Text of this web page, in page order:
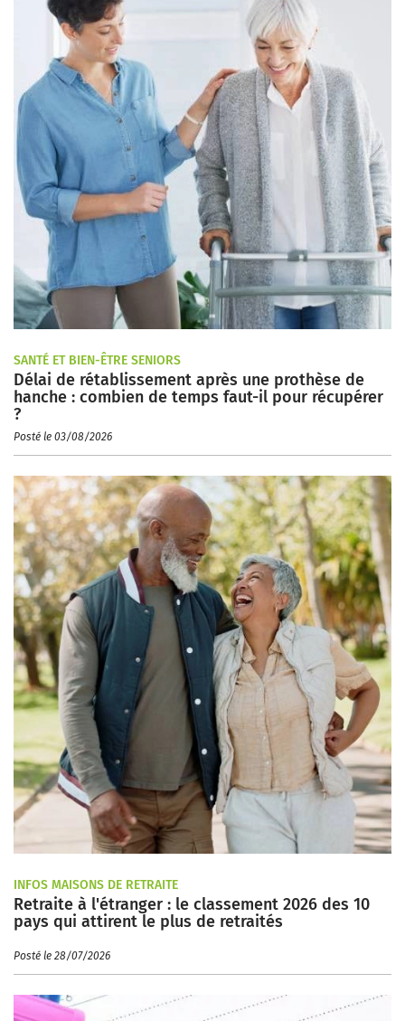
SANTÉ ET BIEN-ÊTRE SENIORS
Délai de rétablissement après une prothèse de
hanche : combien de temps faut-il pour récupérer
?
Posté le 03/08/2026
INFOS MAISONS DE RETRAITE
Retraite à l'étranger : le classement 2026 des 10
pays qui attirent le plus de retraités
Posté le 28/07/2026